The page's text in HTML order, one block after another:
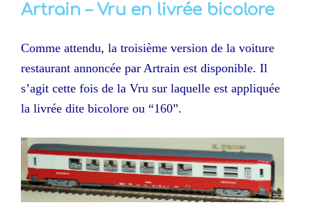
Artrain – Vru en livrée bicolore
Comme attendu, la troisième version de la voiture
restaurant annoncée par Artrain est disponible. Il
s’agit cette fois de la Vru sur laquelle est appliquée
la livrée dite bicolore ou “160”.